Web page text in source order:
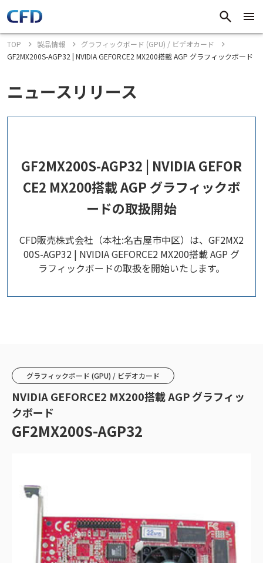
TOP 製品情報
グラフィックボード (GPU) / ビデオカード
GF2MX200S-AGP32 | NVIDIA GEFORCE2 MX200搭載 AGP グラフィックボード
ニュースリリース
GF2MX200S-AGP32 | NVIDIA GEFOR
CE2 MX200搭載 AGP グラフィックボ
ードの取扱開始
CFD販売株式会社（本社:名古屋市中区）は、GF2MX2
00S-AGP32 | NVIDIA GEFORCE2 MX200搭載 AGP グ
ラフィックボードの取扱を開始いたします。
グラフィックボード (GPU) / ビデオカード
NVIDIA GEFORCE2 MX200搭載 AGP グラフィッ
クボード
GF2MX200S-AGP32